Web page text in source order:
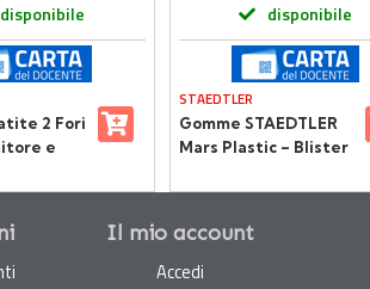
disponibile
2 Fori
e
disponibile
STAEDTLER
Gomme STAEDTLER
Mars Plastic – Blister
Il mio account
Accedi